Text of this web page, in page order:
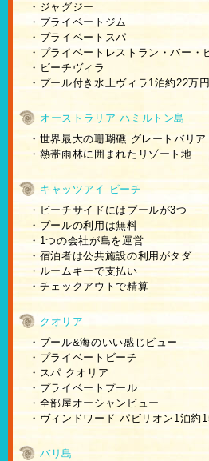
・ジャグジー
・プライベートジム
・プライベートスパ
・プライベートレストラン・バー・
・ビーチヴィラ
・プール付き水上ヴィラ1泊約22万円
オーストラリア ハミルトン島
・世界最大の珊瑚礁 グレートバリア
・熱帯雨林に囲まれたリゾート地
キャッツアイ ビーチ
・ビーチサイドにはプールが3つ
・プールの利用は無料
・1つの会社が島を運営
・宿泊者は公共施設の利用がタダ
・ルームキーで支払い
・チェックアウトで精算
クオリア
・プール&海のいい感じビュー
・プライベートビーチ
・スパ クオリア
・プライベートプール
・全部屋オーシャンビュー
・ヴィンドワード パビリオン1泊約
バリ島